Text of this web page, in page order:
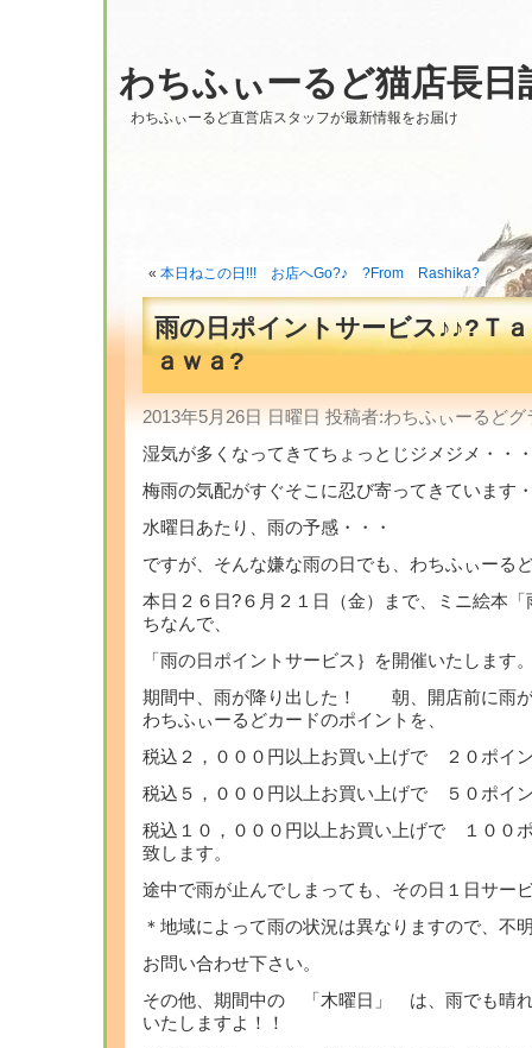
わちふぃーるど猫店長日
わちふぃーるど直営店スタッフが最新情報をお届け
« 本日ねこの日!!! お店へGo?♪ ?From Rashika?
雨の日ポイントサービス♪♪?Ｔ
ａｗａ?
2013年5月26日 日曜日 投稿者:わちふぃーるど
湿気が多くなってきてちょっとじジメジメ・・
梅雨の気配がすぐそこに忍び寄ってきています
水曜日あたり、雨の予感・・・
ですが、そんな嫌な雨の日でも、わちふぃーる
本日２６日?６月２１日（金）まで、ミニ絵本
ちなんで、
「雨の日ポイントサービス｝を開催いたします
期間中、雨が降り出した！ 朝、開店前に雨
わちふぃーるどカードのポイントを、
税込２，０００円以上お買い上げで ２０ポイ
税込５，０００円以上お買い上げで ５０ポイ
税込１０，０００円以上お買い上げで １００
致します。
途中で雨が止んでしまっても、その日１日サー
＊地域によって雨の状況は異なりますので、不
お問い合わせ下さい。
その他、期間中の 「木曜日」 は、雨でも晴
いたしますよ！！